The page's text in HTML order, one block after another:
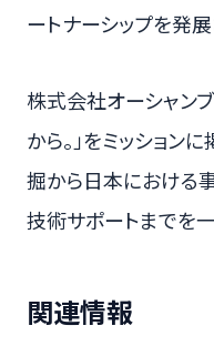
ートナーシップを発展
株式会社オーシャンブ
から。」をミッション
掘から日本における事
技術サポートまでを
関連情報